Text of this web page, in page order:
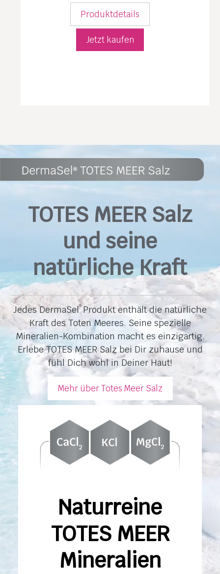
Produktdetails
Jetzt kaufen
TOTES MEER Salz
und seine
natürliche Kraft
Jedes DermaSel® Produkt enthält die natürliche
Kraft des Toten Meeres. Seine spezielle
Mineralien-Kombination macht es einzigartig.
Erlebe TOTES MEER Salz bei Dir zuhause und
fühl Dich wohl in Deiner Haut!
Mehr über Totes Meer Salz
Naturreine
TOTES MEER
Mineralien